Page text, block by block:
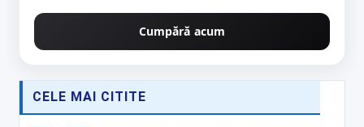
Cumpără acum
CELE MAI CITITE